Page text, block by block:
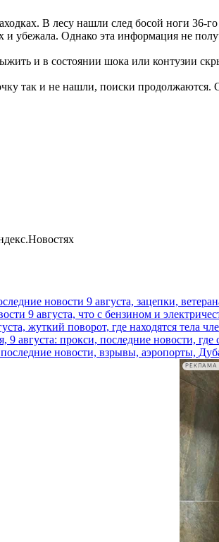
В лесу нашли след босой ноги 36-
и убежала. Однако эта информация не
и в состоянии шока или контузии
так и не нашли, поиски продолжаются.
новости 9 августа, зацепки,
9 августа, что с бензином и
жуткий поворот, где находятся тела
9 августа: прокси, последние новости, где
новости, взрывы, аэропорты,